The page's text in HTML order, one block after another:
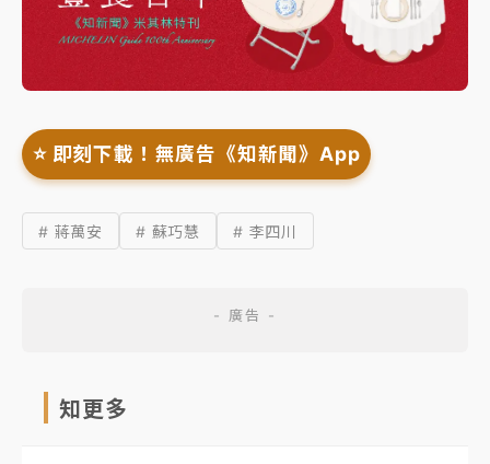
⭐️ 即刻下載！無廣告《知新聞》App
# 蔣萬安 # 蘇巧慧 # 李四川
知更多